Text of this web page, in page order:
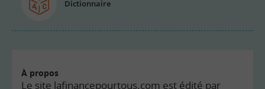
Dictionnaire
À propos
Le site lafinancepourtous.com est édité par